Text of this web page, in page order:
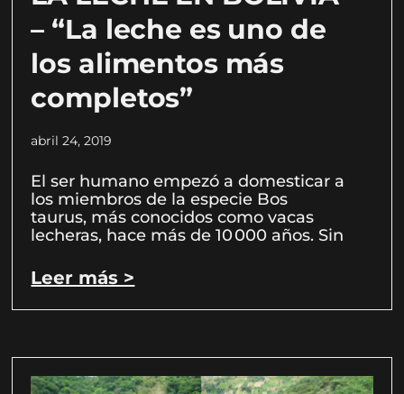
– “La leche es uno de
los alimentos más
completos”
abril 24, 2019
El ser humano empezó a domesticar a
los miembros de la especie Bos
taurus, más conocidos como vacas
lecheras, hace más de 10 000 años. Sin
Leer más >